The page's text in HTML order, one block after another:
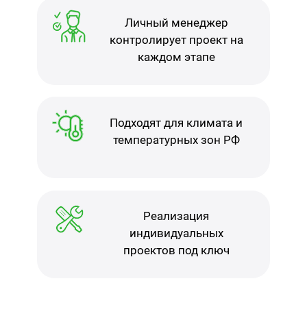
Личный менеджер
контролирует проект на
каждом этапе
Подходят для климата и
температурных зон РФ
Реализация
индивидуальных
проектов под ключ